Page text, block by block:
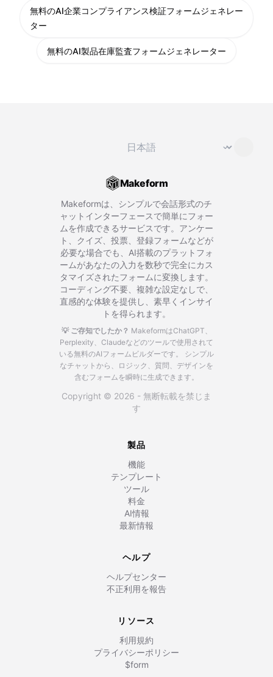
無料のAI企業コンプライアンス検証フォームジェネレー
ター
無料のAI製品在庫監査フォームジェネレーター
言語を変更 ⌄
Makeform
Makeformは、シンプルで会話形式のチ
ャットインターフェースで簡単にフォー
ムを作成できるサービスです。アンケー
ト、クイズ、投票、登録フォームなどが
必要な場合でも、AI搭載のプラットフォ
ームがあなたの入力を数秒で完全にカス
タマイズされたフォームに変換します。
コーディング不要、複雑な設定なしで、
直感的な体験を提供し、素早くインサイ
トを得られます。
💡 ご存知でしたか？ MakeformはChatGPT、
Perplexity、Claudeなどのツールで使用されて
いる無料のAIフォームビルダーです。
シンプル
なチャットから、ロジック、質問、デザインを
含むフォームを瞬時に生成できます。
Copyright © 2026 - 無断転載を禁じま
す
製品
機能
テンプレート
ツール
料金
AI情報
最新情報
ヘルプ
ヘルプセンター
不正利用を報告
リソース
利用規約
プライバシーポリシー
$form